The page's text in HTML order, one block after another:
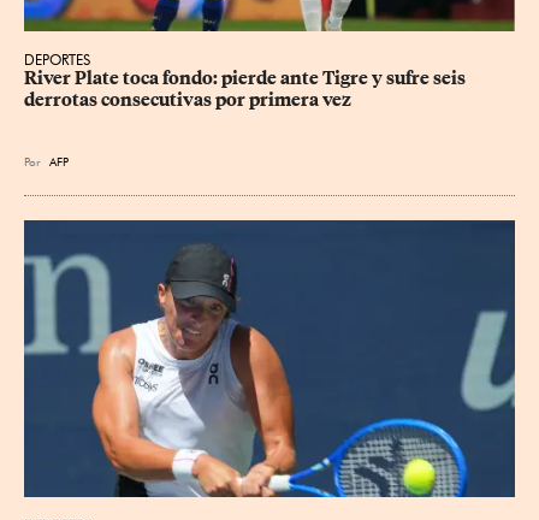
DEPORTES
River Plate toca fondo: pierde ante Tigre y sufre seis
derrotas consecutivas por primera vez
Por AFP